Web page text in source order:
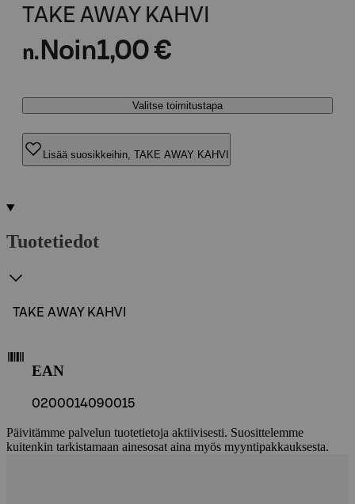
TAKE AWAY KAHVI
n. Noin1,00 €
Valitse toimitustapa
Lisää suosikkeihin, TAKE AWAY KAHVI
Tuotetiedot
TAKE AWAY KAHVI
EAN
0200014090015
Päivitämme palvelun tuotetietoja aktiivisesti. Suosittelemme
kuitenkin tarkistamaan ainesosat aina myös myyntipakkauksesta.